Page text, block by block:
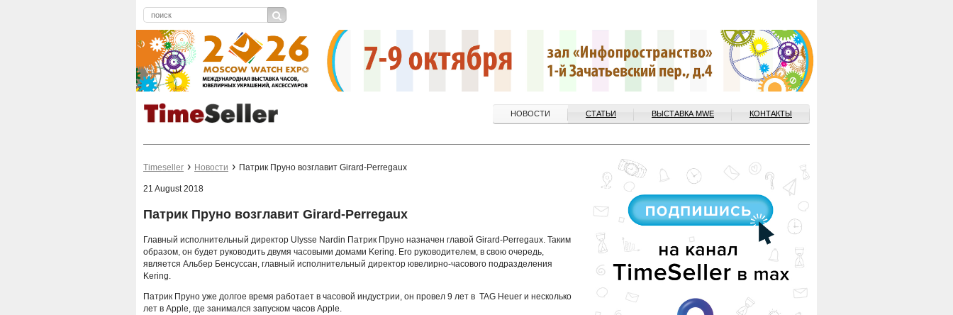
НОВОСТИ СТАТЬИ ВЫСТАВКА MWE КОНТАКТЫ
Timeseller Новости Патрик Пруно возглавит Girard-Perregaux
21 August 2018
Патрик Пруно возглавит Girard-Perregaux
Главный исполнительный директор Ulysse Nardin Патрик Пруно назначен главой Girard-Perregaux. Таким
образом, он будет руководить двумя часовыми домами Kering. Его руководителем, в свою очередь,
является Альбер Бенсуссан, главный исполнительный директор ювелирно-часового подразделения
Kering.
Патрик Пруно уже долгое время работает в часовой индустрии, он провел 9 лет в TAG Heuer и несколько
лет в Apple, где занимался запуском часов Apple.